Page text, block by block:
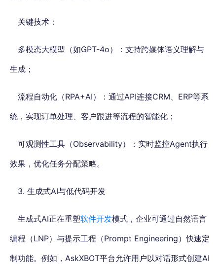
关键技术：
多模态大模型（如GPT-4o）：支持跨媒体语义理解与
生成；
流程自动化（RPA+AI）：通过API连接CRM、ERP等系
统，实现订单处理、客户跟进等流程的智能化；
可观测性工具（Observability）：实时监控Agent执行
效果，优化任务分配策略。
3. 生成式AI与低代码开发
生成式AI正在重塑软件开发模式，企业可通过自然语言
编程（LNP）与提示工程（Prompt Engineering）快速定
制功能。例如，AskXBOT平台允许用户以对话形式创建AI